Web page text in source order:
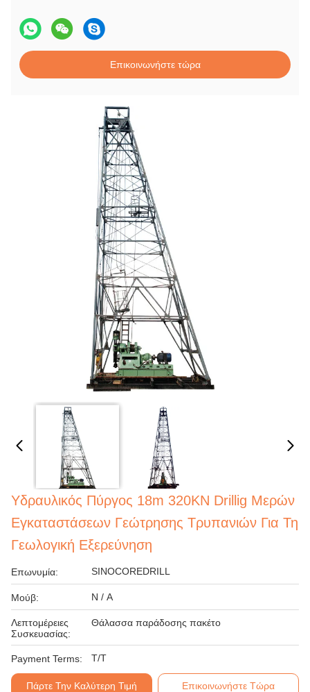
Επικοινωνήστε τώρα
Υδραυλικός Πύργος 18m 320KN Drillig Μερών
Εγκαταστάσεων Γεώτρησης Τρυπανιών Για Τη
Γεωλογική Εξερεύνηση
Επωνυμία: SINOCOREDRILL
Μούβ: N / A
Λεπτομέρειες
Συσκευασίας:
Θάλασσα παράδοσης πακέτο
Payment Terms: T/T
Πάρτε Την Καλύτερη Τιμή Επικοινωνήστε Τώρα